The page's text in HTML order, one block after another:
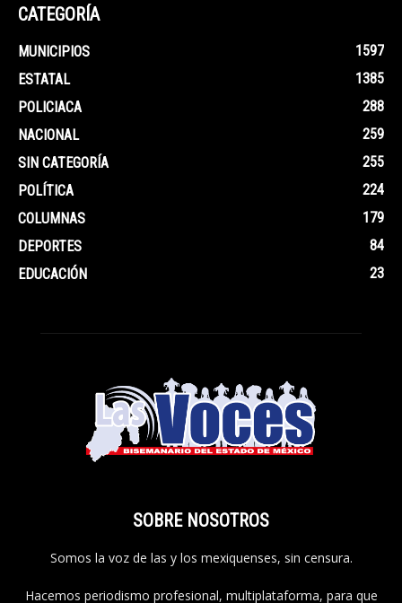
CATEGORÍA
MUNICIPIOS
1597
ESTATAL
1385
POLICIACA
288
NACIONAL
259
SIN CATEGORÍA
255
POLÍTICA
224
COLUMNAS
179
DEPORTES
84
EDUCACIÓN
23
SOBRE NOSOTROS
Somos la voz de las y los mexiquenses, sin censura.
Hacemos periodismo profesional, multiplataforma, para que